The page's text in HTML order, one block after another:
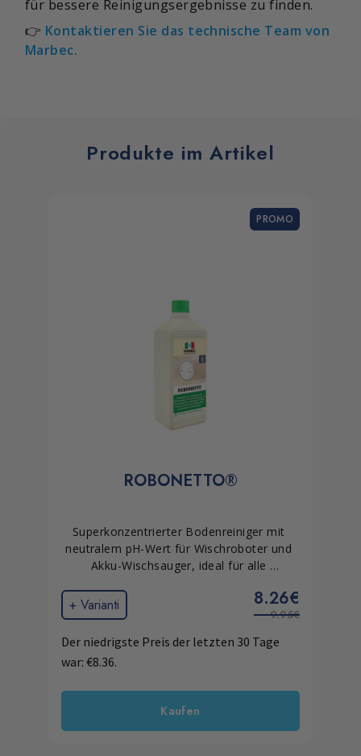
für bessere Reinigungsergebnisse zu finden.
👉 Kontaktieren Sie das technische Team von
Marbec.
Produkte im Artikel
PROMO
ROBONETTO®
Superkonzentrierter Bodenreiniger mit
neutralem pH-Wert für Wischroboter und
Akku-Wischsauger, ideal für alle
Rückstände, bildet keinen Schaum und
trocknet schnell, wodurch Schlieren und
+ Varianti 8.26€
9.95€
Der niedrigste Preis der letzten 30 Tage
war: €8.36.
Kaufen